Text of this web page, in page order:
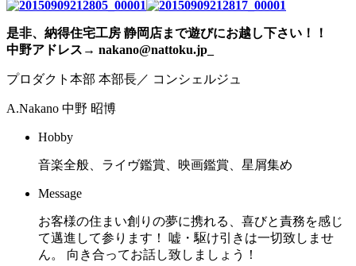
是非、納得住宅工房 静岡店まで遊びにお越し下さい！！
中野アドレス→ nakano@nattoku.jp_
プロダクト本部 本部長／ コンシェルジュ
A.Nakano 中野 昭博
Hobby
音楽全般、ライヴ鑑賞、映画鑑賞、星屑集め
Message
お客様の住まい創りの夢に携れる、喜びと責務を感じ
て邁進して参ります！ 嘘・駆け引きは一切致しませ
ん。 向き合ってお話し致しましょう！